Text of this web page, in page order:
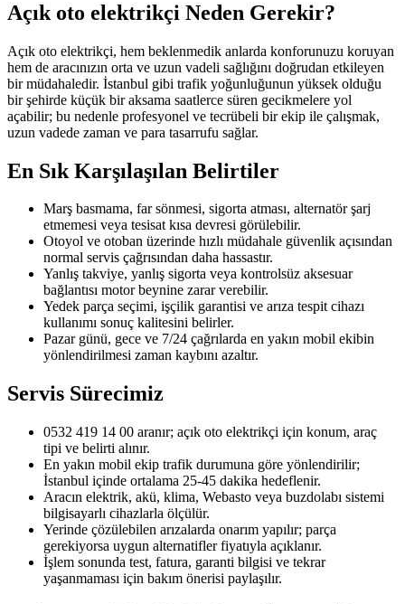
Açık oto elektrikçi Neden Gerekir?
Açık oto elektrikçi, hem beklenmedik anlarda konforunuzu koruyan
hem de aracınızın orta ve uzun vadeli sağlığını doğrudan etkileyen
bir müdahaledir. İstanbul gibi trafik yoğunluğunun yüksek olduğu
bir şehirde küçük bir aksama saatlerce süren gecikmelere yol
açabilir; bu nedenle profesyonel ve tecrübeli bir ekip ile çalışmak,
uzun vadede zaman ve para tasarrufu sağlar.
En Sık Karşılaşılan Belirtiler
Marş basmama, far sönmesi, sigorta atması, alternatör şarj
etmemesi veya tesisat kısa devresi görülebilir.
Otoyol ve otoban üzerinde hızlı müdahale güvenlik açısından
normal servis çağrısından daha hassastır.
Yanlış takviye, yanlış sigorta veya kontrolsüz aksesuar
bağlantısı motor beynine zarar verebilir.
Yedek parça seçimi, işçilik garantisi ve arıza tespit cihazı
kullanımı sonuç kalitesini belirler.
Pazar günü, gece ve 7/24 çağrılarda en yakın mobil ekibin
yönlendirilmesi zaman kaybını azaltır.
Servis Sürecimiz
0532 419 14 00 aranır; açık oto elektrikçi için konum, araç
tipi ve belirti alınır.
En yakın mobil ekip trafik durumuna göre yönlendirilir;
İstanbul içinde ortalama 25-45 dakika hedeflenir.
Aracın elektrik, akü, klima, Webasto veya buzdolabı sistemi
bilgisayarlı cihazlarla ölçülür.
Yerinde çözülebilen arızalarda onarım yapılır; parça
gerekiyorsa uygun alternatifler fiyatıyla açıklanır.
İşlem sonunda test, fatura, garanti bilgisi ve tekrar
yaşanmaması için bakım önerisi paylaşılır.